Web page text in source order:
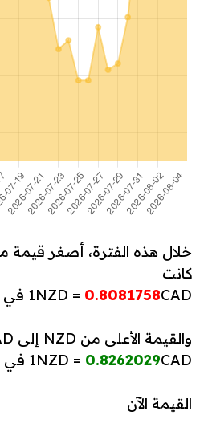
كانت
1NZD = 0.8081758CAD في
والقيمة الأعلى من NZD إلى CAD كانت
1NZD = 0.8262029CAD في
القيمة الآن